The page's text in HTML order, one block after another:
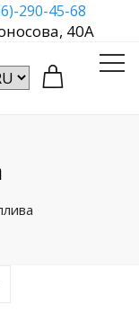
290-45-68
40А